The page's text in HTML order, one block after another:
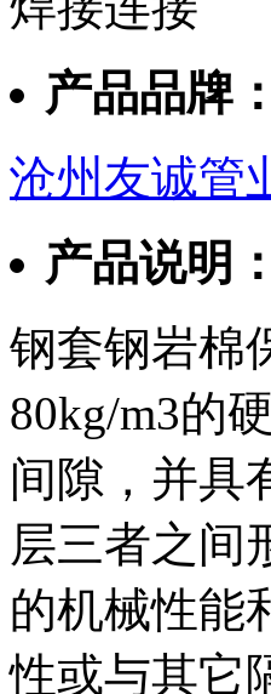
产品品牌：
沧州友诚管
产品说明：
钢套钢岩棉
80kg/m3的
间隙，并具
层三者之间
的机械性能
性或与其它